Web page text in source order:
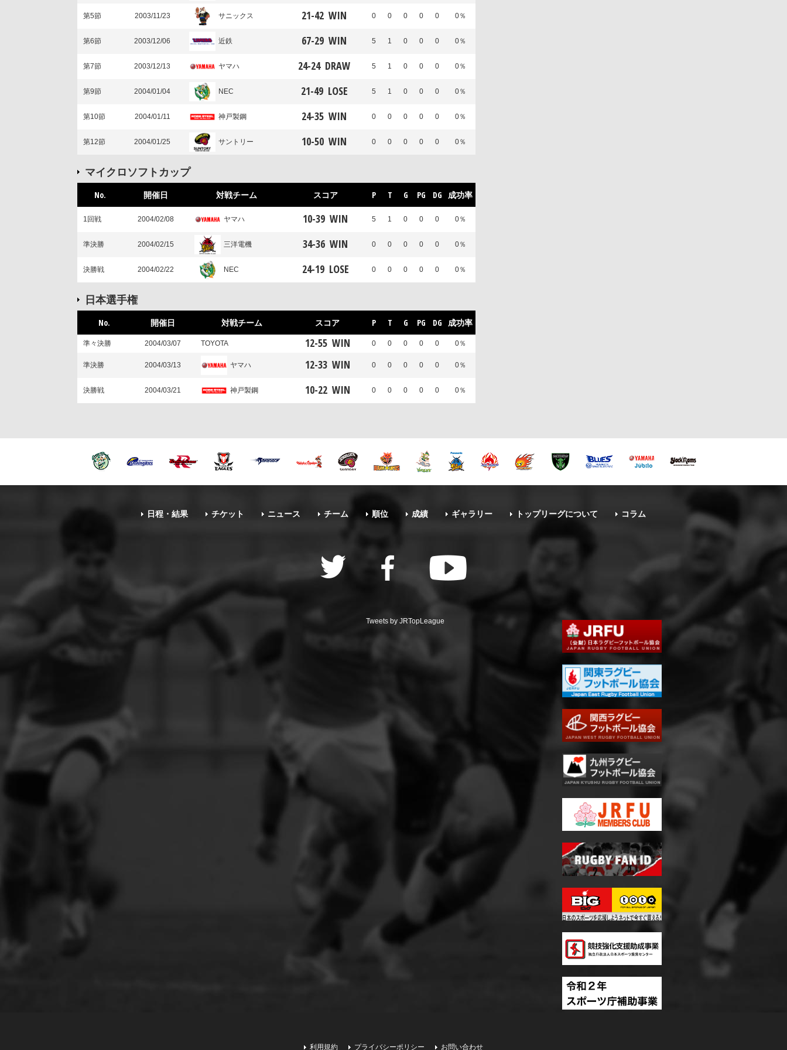
第5節 2003/11/23 サニックス 21-42 WIN 0 0 0 0 0 0％
第6節 2003/12/06 近鉄 67-29 WIN 5 1 0 0 0 0％
第7節 2003/12/13 ヤマハ 24-24 DRAW 5 1 0 0 0 0％
第9節 2004/01/04 NEC 21-49 LOSE 5 1 0 0 0 0％
第10節 2004/01/11 神戸製鋼 24-35 WIN 0 0 0 0 0 0％
第12節 2004/01/25 サントリー 10-50 WIN 0 0 0 0 0 0％
マイクロソフトカップ
No. 開催日 対戦チーム スコア P T G PG DG 成功率
1回戦 2004/02/08 ヤマハ 10-39 WIN 5 1 0 0 0 0％
準決勝 2004/02/15 三洋電機 34-36 WIN 0 0 0 0 0 0％
決勝戦 2004/02/22 NEC 24-19 LOSE 0 0 0 0 0 0％
日本選手権
No. 開催日 対戦チーム スコア P T G PG DG 成功率
準々決勝 2004/03/07 TOYOTA 12-55 WIN 0 0 0 0 0 0％
準決勝 2004/03/13 ヤマハ 12-33 WIN 0 0 0 0 0 0％
決勝戦 2004/03/21 神戸製鋼 10-22 WIN 0 0 0 0 0 0％
日程・結果 チケット ニュース チーム 順位 成績 ギャラリー トップリーグについて コラム
Tweets by JRTopLeague
利用規約 プライバシーポリシー お問い合わせ